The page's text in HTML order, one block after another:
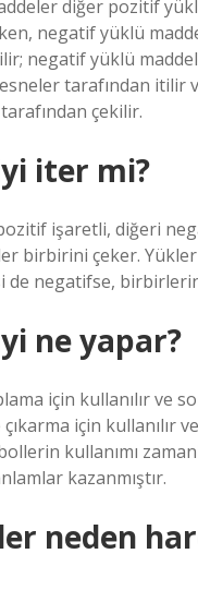
diğer pozitif
negatif yüklü
negatif yüklü
tarafından itilir
çekilir.
iter mi?
işaretli, diğeri
birbirini çeker.
de negatifse,
ne yapar?
için kullanılır ve
için kullanılır
kullanımı
kazanmıştır.
neden